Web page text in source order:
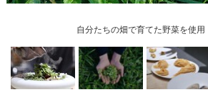
自分たちの畑で育てた野菜を使用